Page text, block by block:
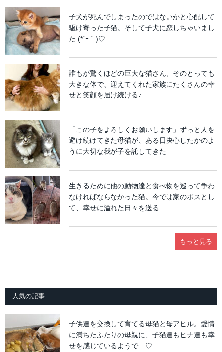
子犬が死んでしまったのではないかと心配して
駆け寄った子猫。そして子犬に恋しちゃいまし
た (*´ｰ｀)♡
誰もが驚くほどの巨大な猫さん。そのとっても
大きな体で、迎えてくれた家族にたくさんの幸
せと笑顔を届け続ける♪
「この子をよろしくお願いします」ずっと人を
避け続けてきた母猫が、ある日決心したかのよ
うに大切な我が子を託してきた
生きるために他の動物達と食べ物を巡って争わ
なければならなかった猫。今では家のボスとし
て、幸せに溢れた日々を送る
もっと見る
人気の記事
子供達を交換して育てる母猫と母アヒル。愛情
に満ちたふたりの母親に、子猫達もヒナ達も幸
せを感じているようで…♡